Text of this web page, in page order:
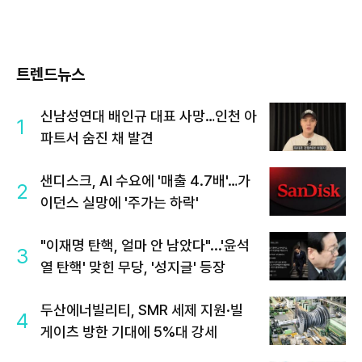
트렌드뉴스
1
신남성연대 배인규 대표 사망…인천 아
파트서 숨진 채 발견
2
샌디스크, AI 수요에 '매출 4.7배'…가
이던스 실망에 '주가는 하락'
3
"이재명 탄핵, 얼마 안 남았다"...'윤석
열 탄핵' 맞힌 무당, '성지글' 등장
4
두산에너빌리티, SMR 세제 지원·빌
게이츠 방한 기대에 5%대 강세